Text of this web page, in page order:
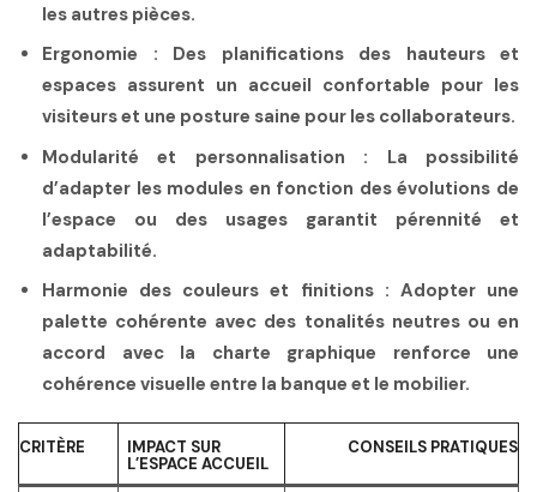
les autres pièces.
Ergonomie : Des planifications des hauteurs et
espaces assurent un accueil confortable pour les
visiteurs et une posture saine pour les collaborateurs.
Modularité et personnalisation : La possibilité
d’adapter les modules en fonction des évolutions de
l’espace ou des usages garantit pérennité et
adaptabilité.
Harmonie des couleurs et finitions : Adopter une
palette cohérente avec des tonalités neutres ou en
accord avec la charte graphique renforce une
cohérence visuelle entre la banque et le mobilier.
CRITÈRE
IMPACT SUR
L’ESPACE ACCUEIL
CONSEILS PRATIQUES